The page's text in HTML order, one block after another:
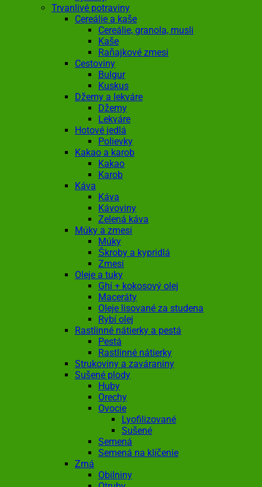
Trvanlivé potraviny
Cereálie a kaše
Cereálie, granola, musli
Kaše
Raňajkové zmesi
Cestoviny
Bulgur
Kuskus
Džemy a lekváre
Džemy
Lekváre
Hotové jedlá
Polievky
Kakao a karob
Kakao
Karob
Káva
Káva
Kávoviny
Zelená káva
Múky a zmesi
Múky
Škroby a kypridlá
Zmesi
Oleje a tuky
Ghí + kokosový olej
Maceráty
Oleje lisované za studena
Rybí olej
Rastlinné nátierky a pestá
Pestá
Rastlinné nátierky
Strukoviny a zaváraniny
Sušené plody
Huby
Orechy
Ovocie
Lyofilizované
Sušené
Semená
Semená na klíčenie
Zrná
Obilniny